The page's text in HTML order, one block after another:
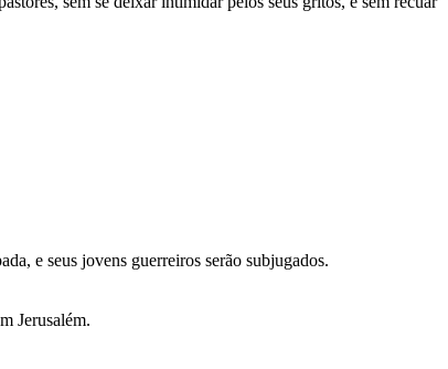
e seus jovens guerreiros serão subjugados.
Jerusalém.